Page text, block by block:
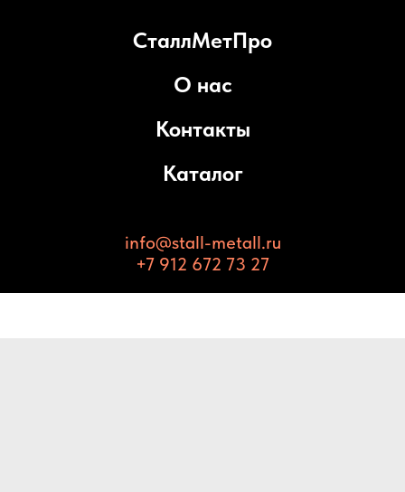
СталлМетПро
О нас
Контакты
Каталог
info@stall-metall.ru
+7 912 672 73 27